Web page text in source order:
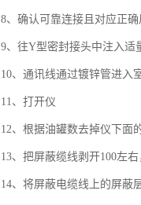
8、确认可靠连接且对应正
9、往Y型密封接头中注入适
10、通讯线通过镀锌管进入
11、打开仪
12、根据油罐数去掉仪下面
13、把屏蔽缆线剥开100左
14、将屏蔽电缆线上的屏蔽